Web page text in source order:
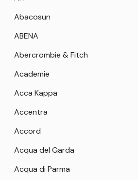
Abacosun
ABENA
Abercrombie & Fitch
Academie
Acca Kappa
Accentra
Accord
Acqua del Garda
Acqua di Parma